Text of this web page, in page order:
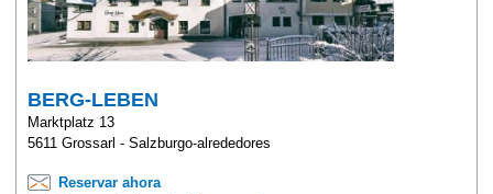
BERG-LEBEN
Marktplatz 13
5611 Grossarl - Salzburgo-alrededores
Reservar ahora